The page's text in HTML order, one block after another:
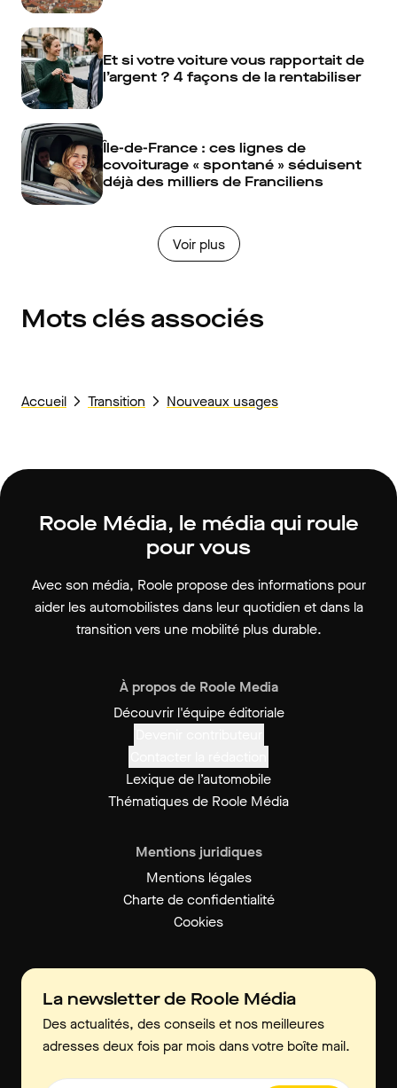
Et si votre voiture vous rapportait de
l’argent ? 4 façons de la rentabiliser
Île-de-France : ces lignes de
covoiturage « spontané » séduisent
déjà des milliers de Franciliens
Voir plus
Mots clés associés
Accueil Transition Nouveaux usages
Roole Média, le média qui roule
pour vous
Avec son média, Roole propose des informations pour
aider les automobilistes dans leur quotidien et dans la
transition vers une mobilité plus durable.
À propos de Roole Media
Découvrir l'équipe éditoriale
Lexique de l’automobile
Thématiques de Roole Média
Mentions juridiques
Mentions légales
Charte de confidentialité
Cookies
La newsletter de Roole Média
Des actualités, des conseils et nos meilleures
adresses deux fois par mois dans votre boîte mail.